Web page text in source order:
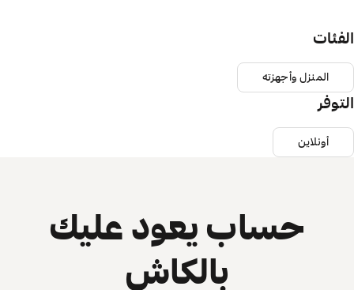
الفئات
المنزل وأجهزته
التوفر
أونلاين
حساب يعود عليك
بالكاش